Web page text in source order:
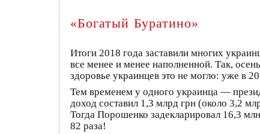
«Богатый Буратино»
Итоги 2018 года заставили многих
все менее и менее наполненной. Так,
здоровье украинцев это не могло: уже в
Тем временем у одного украинца —
доход составил 1,3 млрд грн (около 3,2
Тогда Порошенко задекларировал 16,3
82 раза!